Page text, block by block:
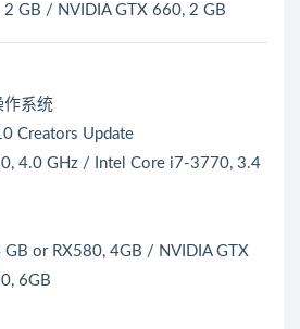
GB / NVIDIA GTX 660, 2 GB
作系统
Creators Update
4.0 GHz / Intel Core i7-3770, 3.4
or RX580, 4GB / NVIDIA GTX
6GB